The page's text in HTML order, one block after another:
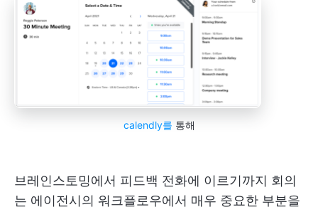
calendly를 통해
브레인스토밍에서 피드백 전화에 이르기까지 회의
는 에이전시의 워크플로우에서 매우 중요한 부분을